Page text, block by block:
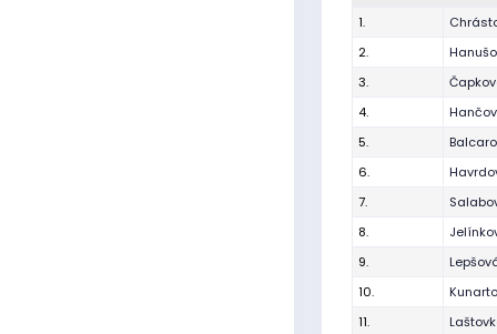
1.
2.
3.
4.
5.
6.
7.
8.
9.
10.
11.